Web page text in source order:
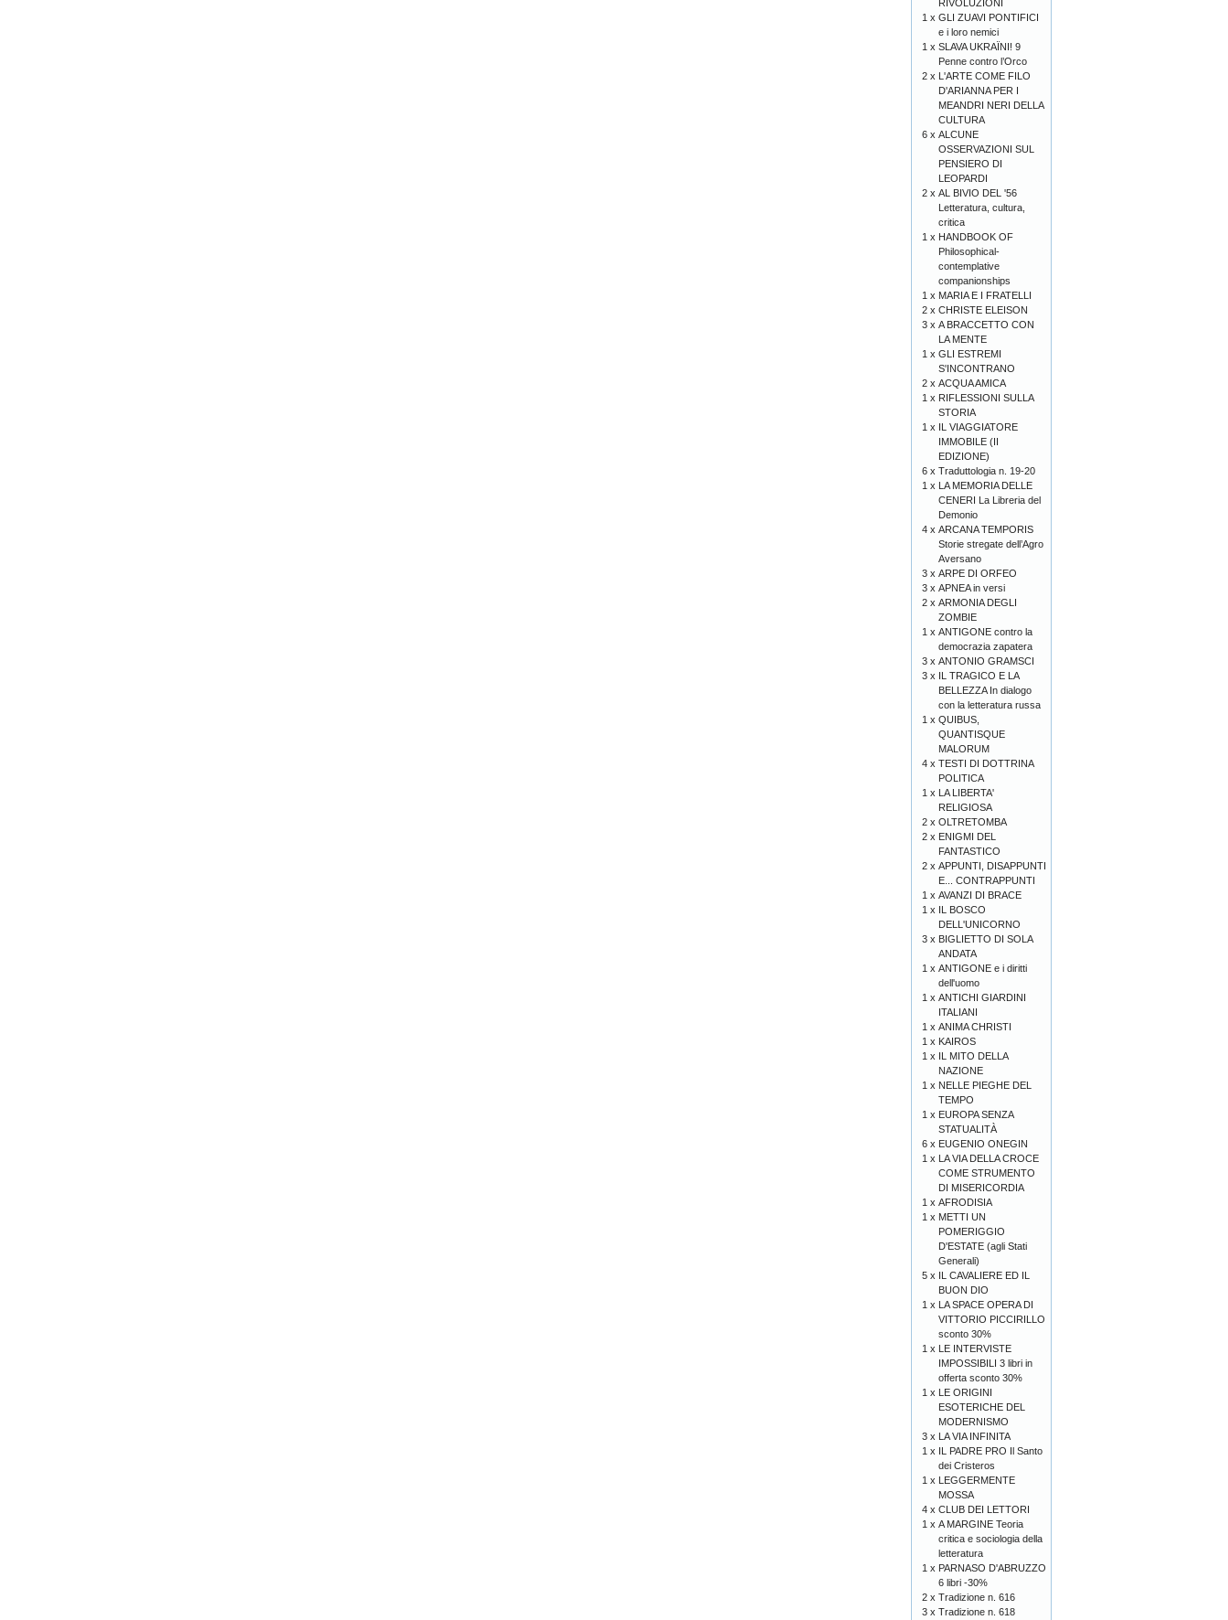
RIVOLUZIONI
1 x GLI ZUAVI PONTIFICI
e i loro nemici
1 x SLAVA UKRAÏNI! 9
Penne contro l’Orco
2 x L'ARTE COME FILO
D'ARIANNA PER I
MEANDRI NERI DELLA
CULTURA
6 x ALCUNE
OSSERVAZIONI SUL
PENSIERO DI
LEOPARDI
2 x AL BIVIO DEL '56
Letteratura, cultura,
critica
1 x HANDBOOK OF
Philosophical-
contemplative
companionships
1 x MARIA E I FRATELLI
2 x CHRISTE ELEISON
3 x A BRACCETTO CON
LA MENTE
1 x GLI ESTREMI
S'INCONTRANO
2 x ACQUA AMICA
1 x RIFLESSIONI SULLA
STORIA
1 x IL VIAGGIATORE
IMMOBILE (II
EDIZIONE)
6 x Traduttologia n. 19-20
1 x LA MEMORIA DELLE
CENERI La Libreria del
Demonio
4 x ARCANA TEMPORIS
Storie stregate dell’Agro
Aversano
3 x ARPE DI ORFEO
3 x APNEA in versi
2 x ARMONIA DEGLI
ZOMBIE
1 x ANTIGONE contro la
democrazia zapatera
3 x ANTONIO GRAMSCI
3 x IL TRAGICO E LA
BELLEZZA In dialogo
con la letteratura russa
1 x QUIBUS,
QUANTISQUE
MALORUM
4 x TESTI DI DOTTRINA
POLITICA
1 x LA LIBERTA'
RELIGIOSA
2 x OLTRETOMBA
2 x ENIGMI DEL
FANTASTICO
2 x APPUNTI, DISAPPUNTI
E... CONTRAPPUNTI
1 x AVANZI DI BRACE
1 x IL BOSCO
DELL'UNICORNO
3 x BIGLIETTO DI SOLA
ANDATA
1 x ANTIGONE e i diritti
dell'uomo
1 x ANTICHI GIARDINI
ITALIANI
1 x ANIMA CHRISTI
1 x KAIROS
1 x IL MITO DELLA
NAZIONE
1 x NELLE PIEGHE DEL
TEMPO
1 x EUROPA SENZA
STATUALITÀ
6 x EUGENIO ONEGIN
1 x LA VIA DELLA CROCE
COME STRUMENTO
DI MISERICORDIA
1 x AFRODISIA
1 x METTI UN
POMERIGGIO
D'ESTATE (agli Stati
Generali)
5 x IL CAVALIERE ED IL
BUON DIO
1 x LA SPACE OPERA DI
VITTORIO PICCIRILLO
sconto 30%
1 x LE INTERVISTE
IMPOSSIBILI 3 libri in
offerta sconto 30%
1 x LE ORIGINI
ESOTERICHE DEL
MODERNISMO
3 x LA VIA INFINITA
1 x IL PADRE PRO Il Santo
dei Cristeros
1 x LEGGERMENTE
MOSSA
4 x CLUB DEI LETTORI
1 x A MARGINE Teoria
critica e sociologia della
letteratura
1 x PARNASO D'ABRUZZO
6 libri -30%
2 x Tradizione n. 616
3 x Tradizione n. 618